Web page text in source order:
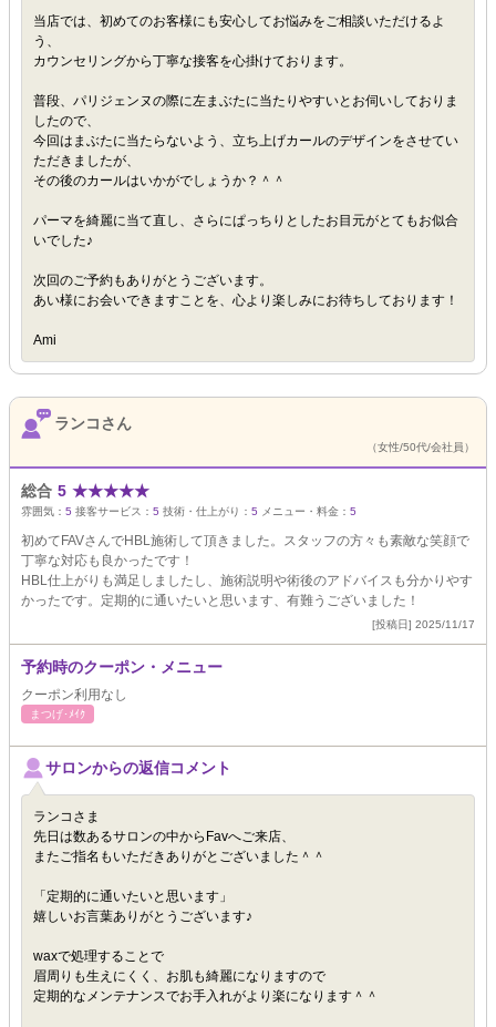
当店では、初めてのお客様にも安心してお悩みをご相談いただけるよ
う、
カウンセリングから丁寧な接客を心掛けております。
普段、パリジェンヌの際に左まぶたに当たりやすいとお伺いしておりま
したので、
今回はまぶたに当たらないよう、立ち上げカールのデザインをさせてい
ただきましたが、
その後のカールはいかがでしょうか？＾＾
パーマを綺麗に当て直し、さらにぱっちりとしたお目元がとてもお似合
いでした♪
次回のご予約もありがとうございます。
あい様にお会いできますことを、心より楽しみにお待ちしております！
Ami
ランコさん
（女性/50代/会社員）
総合 5 ★★★★★
雰囲気： 5 接客サービス： 5 技術・仕上がり： 5 メニュー・料金： 5
初めてFAVさんでHBL施術して頂きました。スタッフの方々も素敵な笑顔で
丁寧な対応も良かったです！
HBL仕上がりも満足しましたし、施術説明や術後のアドバイスも分かりやす
かったです。定期的に通いたいと思います、有難うございました！
[投稿日] 2025/11/17
予約時のクーポン・メニュー
クーポン利用なし
まつげ･ﾒｲｸ
サロンからの返信コメント
ランコさま
先日は数あるサロンの中からFavへご来店、
またご指名もいただきありがとございました＾＾
「定期的に通いたいと思います」
嬉しいお言葉ありがとうございます♪
waxで処理することで
眉周りも生えにくく、お肌も綺麗になりますので
定期的なメンテナンスでお手入れがより楽になります＾＾